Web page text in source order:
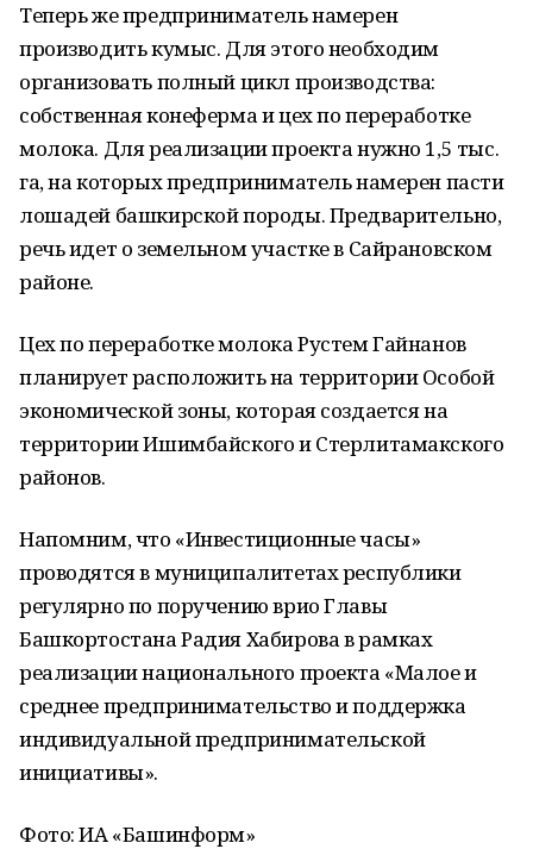
Теперь же предприниматель намерен
производить кумыс. Для этого необходим
организовать полный цикл производства:
собственная конеферма и цех по переработке
молока. Для реализации проекта нужно 1,5 тыс.
га, на которых предприниматель намерен пасти
лошадей башкирской породы. Предварительно,
речь идет о земельном участке в Сайрановском
районе.
Цех по переработке молока Рустем Гайнанов
планирует расположить на территории Особой
экономической зоны, которая создается на
территории Ишимбайского и Стерлитамакского
районов.
Напомним, что «Инвестиционные часы»
проводятся в муниципалитетах республики
регулярно по поручению врио Главы
Башкортостана Радия Хабирова в рамках
реализации национального проекта «Малое и
среднее предпринимательство и поддержка
индивидуальной предпринимательской
инициативы».
Фото: ИА «Башинформ»